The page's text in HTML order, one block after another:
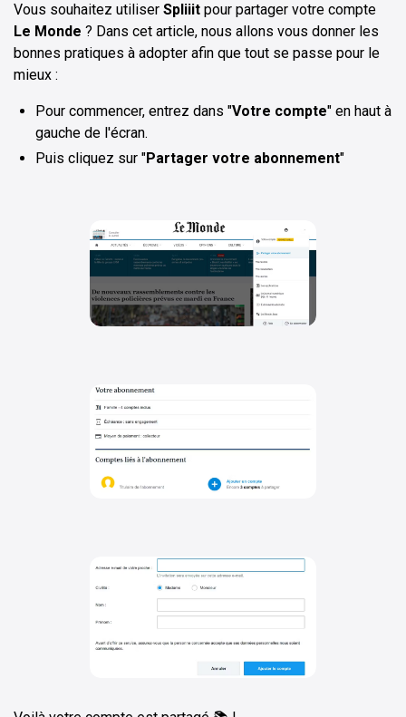
Vous souhaitez utiliser Spliiit pour partager votre compte
Le Monde ? Dans cet article, nous allons vous donner les
bonnes pratiques à adopter afin que tout se passe pour le
mieux :
Pour commencer, entrez dans "Votre compte" en haut à
gauche de l'écran.
Puis cliquez sur "Partager votre abonnement"